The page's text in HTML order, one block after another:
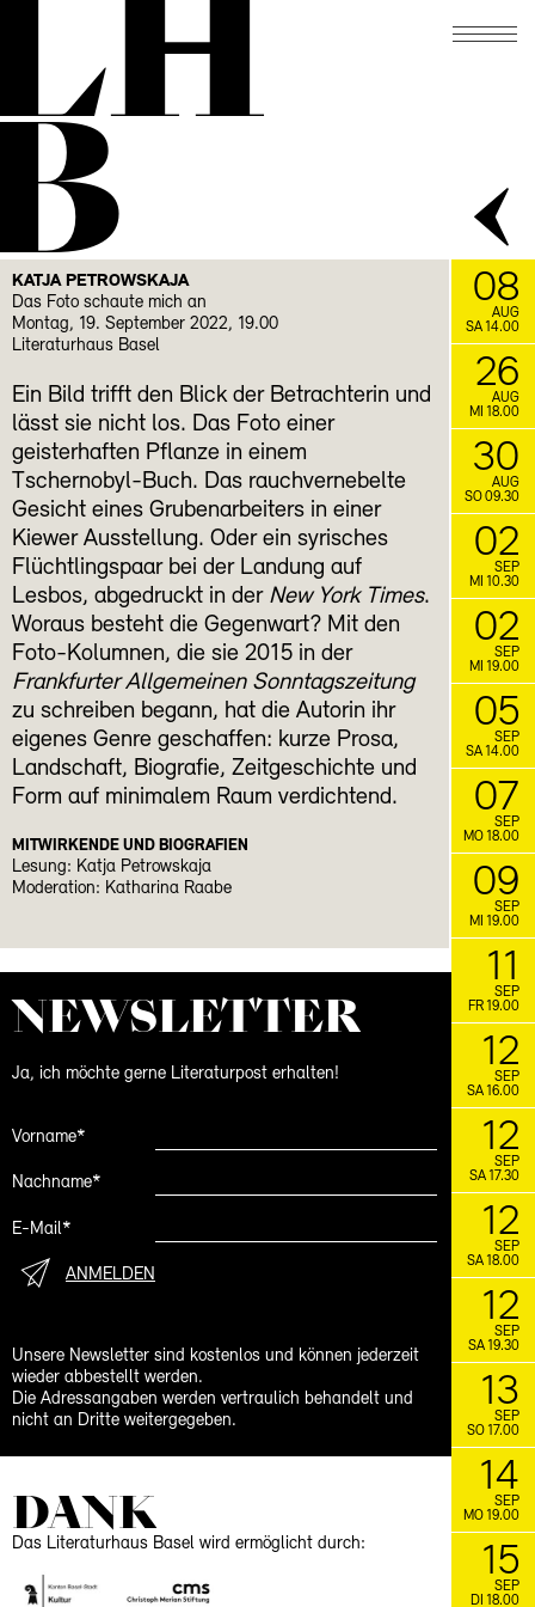
SPRECHEN UND SCHWEIGEN
November
21.11.
FACEBOOK
INSTAGRAM
KATJA PETROWSKAJA
Das Foto schaute mich an
Montag, 19. September 2022, 19.00
Literaturhaus Basel
Ein Bild trifft den Blick der Betrachterin und
lässt sie nicht los. Das Foto einer
geisterhaften Pflanze in einem
Tschernobyl-Buch. Das rauchvernebelte
Gesicht eines Grubenarbeiters in einer
Kiewer Ausstellung. Oder ein syrisches
Flüchtlingspaar bei der Landung auf
Lesbos, abgedruckt in der New York Times.
Woraus besteht die Gegenwart? Mit den
Foto-Kolumnen, die sie 2015 in der
Frankfurter Allgemeinen Sonntagszeitung
zu schreiben begann, hat die Autorin ihr
eigenes Genre geschaffen: kurze Prosa,
Landschaft, Biografie, Zeitgeschichte und
Form auf minimalem Raum verdichtend.
MITWIRKENDE UND BIOGRAFIEN
Lesung: Katja Petrowskaja
Moderation: Katharina Raabe
NEWS­LETTER
Ja, ich möchte gerne Literaturpost erhalten!
Vorname*
Nachname*
E-Mail*
ANMELDEN
Unsere Newsletter sind kostenlos und können jederzeit
wieder abbestellt werden.
Die Adressangaben werden vertraulich behandelt und
nicht an Dritte weitergegeben.
DANK
Das Literaturhaus Basel wird ermöglicht durch:
08
AUG
SA 14.00
26
AUG
MI 18.00
30
AUG
SO 09.30
02
SEP
MI 10.30
02
SEP
MI 19.00
05
SEP
SA 14.00
07
SEP
MO 18.00
09
SEP
MI 19.00
11
SEP
FR 19.00
12
SEP
SA 16.00
12
SEP
SA 17.30
12
SEP
SA 18.00
12
SEP
SA 19.30
13
SEP
SO 17.00
14
SEP
MO 19.00
15
SEP
DI 18.00